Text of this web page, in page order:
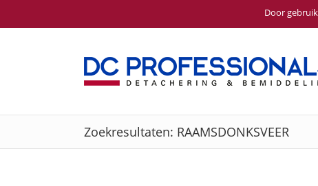
Door
Ga
Zoekresultaten: RAAMSDONKSVEER